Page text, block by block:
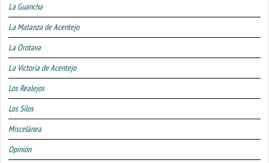
La Guancha
La Matanza de Acentejo
La Orotava
La Victoria de Acentejo
Los Realejos
Los Silos
Miscelánea
Opinión